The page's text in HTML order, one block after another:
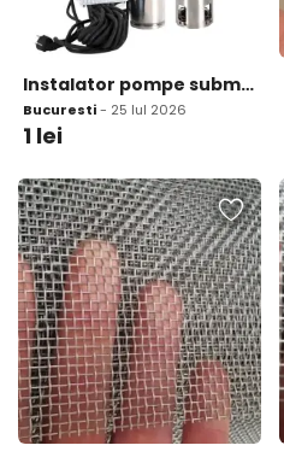
Instalator pompe submersibile &amp; hidrofoare
Bucuresti- 25 Iul 2026
1 lei